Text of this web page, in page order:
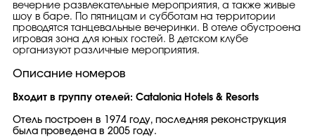
вечерние развлекательные мероприятия, а также живые
шоу в баре. По пятницам и субботам на территории
проводятся танцевальные вечеринки. В отеле обустроена
игровая зона для юных гостей. В детском клубе
организуют различные мероприятия.
Описание номеров
Входит в группу отелей: Catalonia Hotels & Resorts
Отель построен в 1974 году, последняя реконструкция
была проведена в 2005 году.